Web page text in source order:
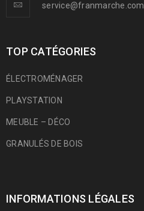
service@franmarche.com
TOP CATÉGORIES
ÉLECTROMÉNAGER
PLAYSTATION
MEUBLE – DÉCO
GRANULÉS DE BOIS
INFORMATIONS LÉGALES